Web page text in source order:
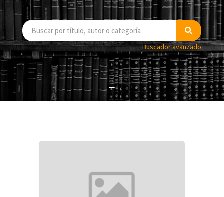
Buscador avanzado